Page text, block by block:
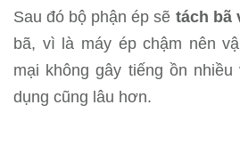
Sau đó bộ phận ép sẽ tách bã
bã, vì là máy ép chậm nên
mại không gây tiếng ồn
dụng cũng lâu hơn.